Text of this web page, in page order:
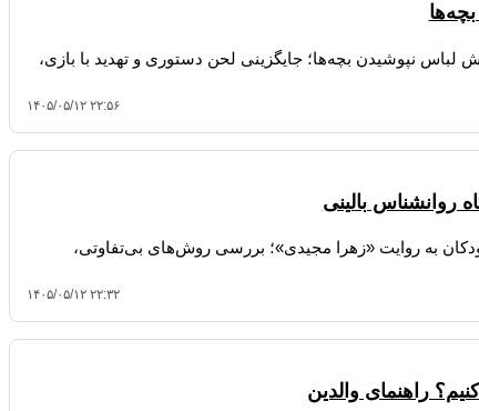
نپوشیدن بچه‌ها؛ جایگزینی لحن دستوری و تهدید با بازی،
۱۴۰۵/۰۵/۱۲ ۲۲:۵۶
روانشناس بالینی
به روایت «زهرا مجیدی»؛ بررسی روش‌های بی‌تفاوتی،
۱۴۰۵/۰۵/۱۲ ۲۲:۳۲
راهنمای والدین